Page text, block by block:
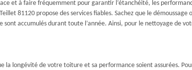
et à faire fréquemment pour garantir l’étanchéité, les
81120 propose des services fiables. Sachez que le démoussage
sont accumulés durant toute l’année. Ainsi, pour le nettoyage de
la longévité de votre toiture et sa performance soient assurées.